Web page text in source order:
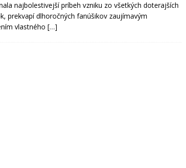
najbolestivejší príbeh vzniku zo všetkých doterajších
prekvapí dlhoročných fanúšikov zaujímavým
vlastného […]